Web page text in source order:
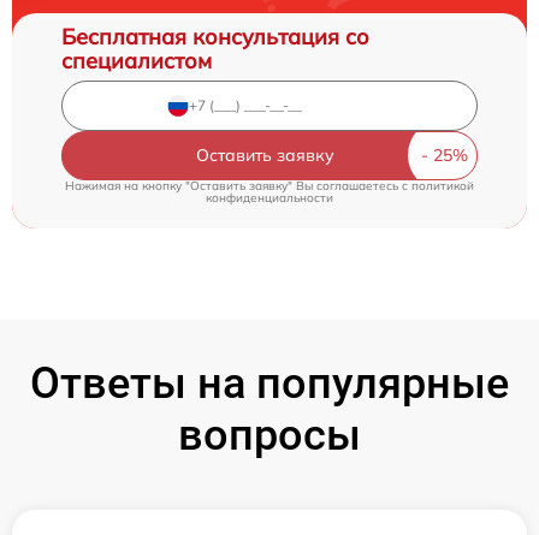
Бесплатная консультация со
специалистом
Оставить заявку
Нажимая на кнопку "Оставить заявку" Вы соглашаетесь cполитикой
конфиденциальности
Ответы на популярные
вопросы